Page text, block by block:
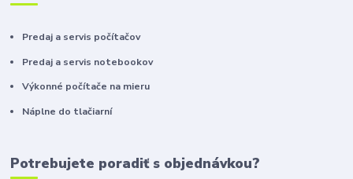
Predaj a servis počítačov
Predaj a servis notebookov
Výkonné počítače na mieru
Náplne do tlačiarní
Potrebujete poradiť s objednávkou?